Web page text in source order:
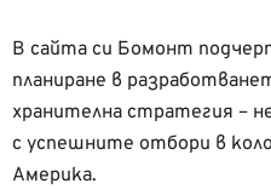
В сайта си Бомонт
планиране в
хранителна стратегия –
с успешните отбори в
Америка.